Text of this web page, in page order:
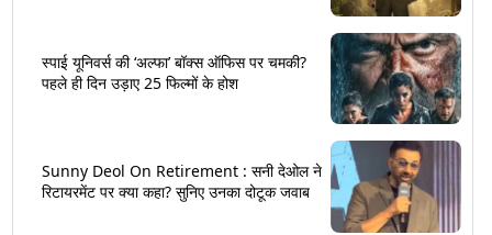
स्पाई यूनिवर्स की ‘अल्फा’ बॉक्स ऑफिस पर चमकी?
पहले ही दिन उड़ाए 25 फिल्मों के होश
Sunny Deol On Retirement : सनी देओल ने
रिटायरमेंट पर क्या कहा? सुनिए उनका दोटूक जवाब